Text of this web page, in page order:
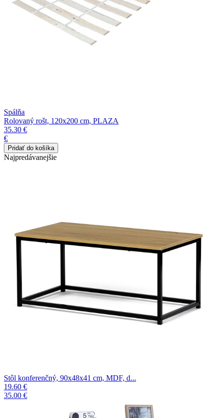
Spálňa
Rolovaný rošt, 120x200 cm, PLAZA
35.30 €
€
Najpredávanejšie
Stôl konferenčný, 90x48x41 cm, MDF, d...
19.60 €
35.00 €